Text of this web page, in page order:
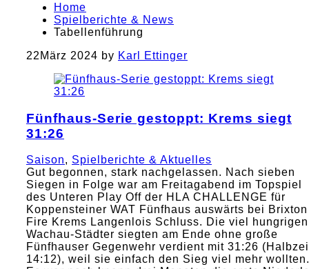
Home
Spielberichte & News
Tabellenführung
22 März 2024 by Karl Ettinger
Fünfhaus-Serie gestoppt: Krems siegt
31:26
Saison, Spielberichte & Aktuelles
Gut begonnen, stark nachgelassen. Nach sieben
Siegen in Folge war am Freitagabend im Topspiel
des Unteren Play Off der HLA CHALLENGE für
Koppensteiner WAT Fünfhaus auswärts bei Brixton
Fire Krems Langenlois Schluss. Die viel hungrigen
Wachau-Städter siegten am Ende ohne große
Fünfhauser Gegenwehr verdient mit 31:26
14:12), weil sie einfach den Sieg viel mehr wollten.